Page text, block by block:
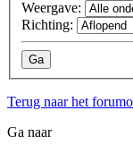
Weergave:
Richting:
Terug naar het
Ga naar